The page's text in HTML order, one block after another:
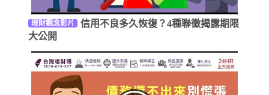
理財觀念影片
信用不良多久恢復？4種聯徵揭露期限
大公開